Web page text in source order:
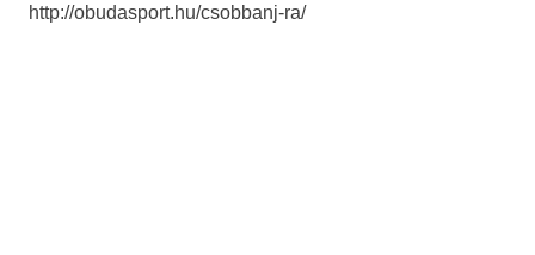
http://obudasport.hu/csobbanj-ra/